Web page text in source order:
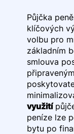
Půjčka
klíčových
volbu pro
základním
smlouva
využití
peníze lze
bytu po